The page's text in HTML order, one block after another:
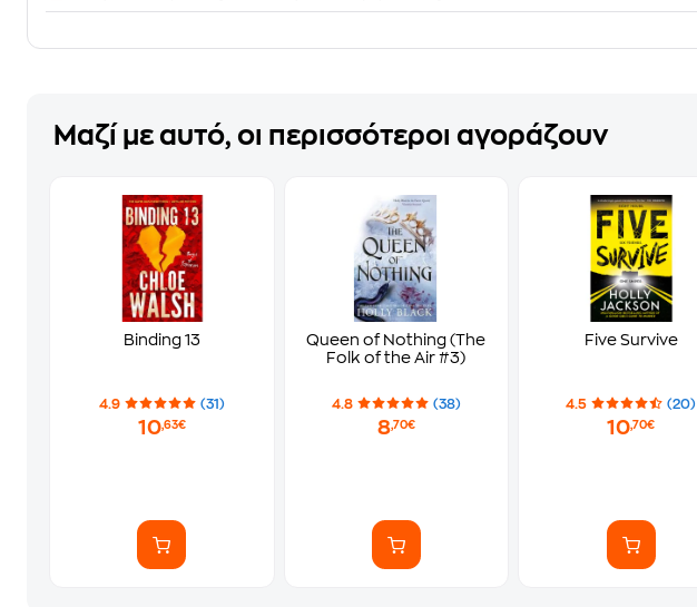
Μαζί με αυτό, οι περισσότεροι αγοράζουν
Binding 13
4.9 (31)
10,63€
Queen of Nothing (The
Folk of the Air #3)
4.8 (38)
8,70€
Five Survive
4.5 (20)
10,70€